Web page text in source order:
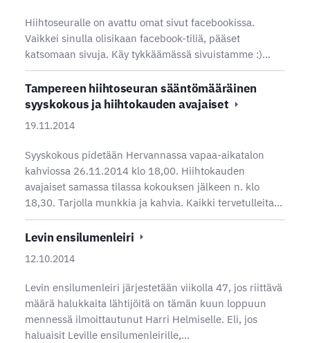
Hiihtoseuralle on avattu omat sivut facebookissa.
Vaikkei sinulla olisikaan facebook-tiliä, pääset
katsomaan sivuja. Käy tykkäämässä sivuistamme :)…
Tampereen hiihtoseuran sääntömääräinen
syyskokous ja hiihtokauden avajaiset
19.11.2014
Syyskokous pidetään Hervannassa vapaa-aikatalon
kahviossa 26.11.2014 klo 18,00. Hiihtokauden
avajaiset samassa tilassa kokouksen jälkeen n. klo
18,30. Tarjolla munkkia ja kahvia. Kaikki tervetulleita…
Levin ensilumenleiri
12.10.2014
Levin ensilumenleiri järjestetään viikolla 47, jos riittävä
määrä halukkaita lähtijöitä on tämän kuun loppuun
mennessä ilmoittautunut Harri Helmiselle. Eli, jos
haluaisit Leville ensilumenleirille,…